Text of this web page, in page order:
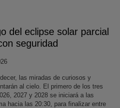
del eclipse solar parcial
seguridad
las miradas de curiosos y
al cielo. El primero de los tres
2027 y 2028 se iniciará a las
hacia las 20:30, para finalizar entre